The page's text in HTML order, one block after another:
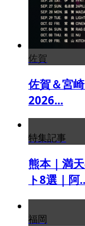
佐賀
佐賀＆宮
2026...
特集記事
熊本｜満
ト8選｜阿
福岡